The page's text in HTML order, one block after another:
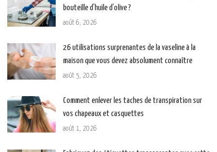
bouteille d’huile d’olive ?
août 6, 2026
26 utilisations surprenantes de la vaseline à la
maison que vous devez absolument connaître
août 5, 2026
Comment enlever les taches de transpiration sur
vos chapeaux et casquettes
août 1, 2026